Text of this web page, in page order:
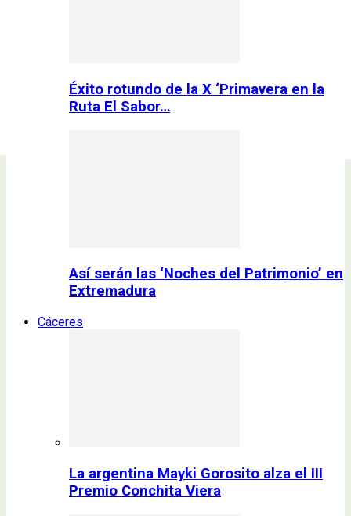
Éxito rotundo de la X ‘Primavera en la
Ruta El Sabor…
Así serán las ‘Noches del Patrimonio’ en
Extremadura
Cáceres
La argentina Mayki Gorosito alza el III
Premio Conchita Viera